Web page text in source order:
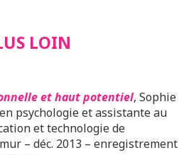
LOIN
et haut potentiel, Sophie
psychologie et assistante au
et technologie de
– déc. 2013 – enregistrement